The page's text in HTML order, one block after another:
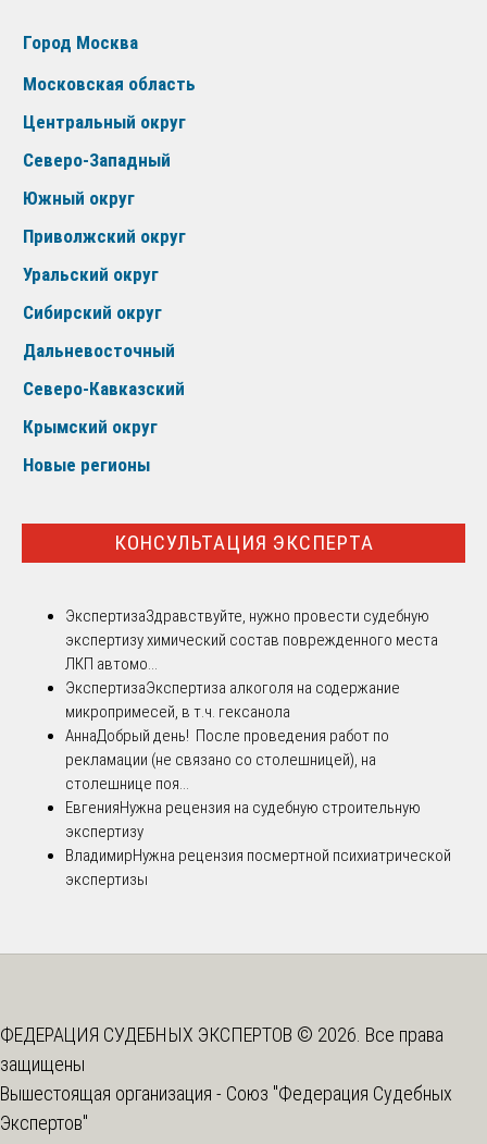
Город Москва
Московская область
Центральный округ
Северо-Западный
Южный округ
Приволжский округ
Уральский округ
Сибирский округ
Дальневосточный
Северо-Кавказский
Крымский округ
Новые регионы
КОНСУЛЬТАЦИЯ ЭКСПЕРТА
ЭкспертизаЗдравствуйте, нужно провести судебную
экспертизу химический состав поврежденного места
ЛКП автомо...
ЭкспертизаЭкспертиза алкоголя на содержание
микропримесей, в т.ч. гексанола
АннаДобрый день! После проведения работ по
рекламации (не связано со столешницей), на
столешнице поя...
ЕвгенияНужна рецензия на судебную строительную
экспертизу
ВладимирНужна рецензия посмертной психиатрической
экспертизы
ФЕДЕРАЦИЯ СУДЕБНЫХ ЭКСПЕРТОВ © 2026. Все права
защищены
Вышестоящая организация - Союз "Федерация Судебных
Экспертов"